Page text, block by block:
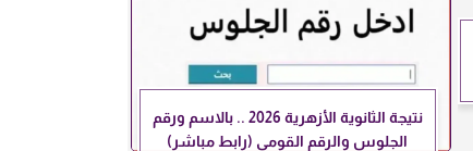
نتيجة الثانوية الأزهرية 2026 .. بالاسم ورقم
الجلوس والرقم القومي (رابط مباشر)